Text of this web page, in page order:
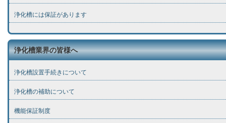
浄化槽には保証があります
浄化槽業界の皆様へ
浄化槽設置手続きについて
浄化槽の補助について
機能保証制度